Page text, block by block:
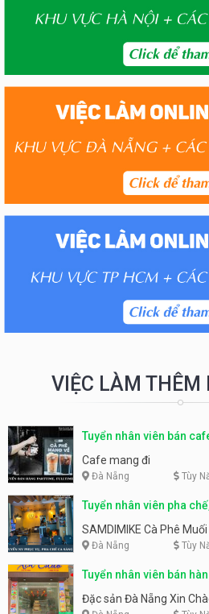
VIỆC LÀM THÊM
Tuyển nhân viên bán
Cafe mang đi
Đà Nẵng Tùy
Tuyển nhân viên pha
SAMDIMIKE Cà Phê Muối
Đà Nẵng Tùy
Tuyển nhân viên bán
Nẵng
Đặc sản Đà Nẵng Xin